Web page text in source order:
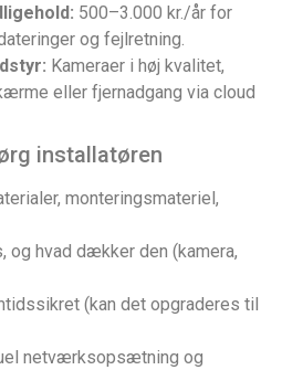
500–3.000 kr./år for
og fejlretning.
Kameraer i høj kvalitet,
eller fjernadgang via cloud
installatøren
monteringsmateriel,
og hvad dækker den (kamera,
(kan det opgraderes til
netværksopsætning og